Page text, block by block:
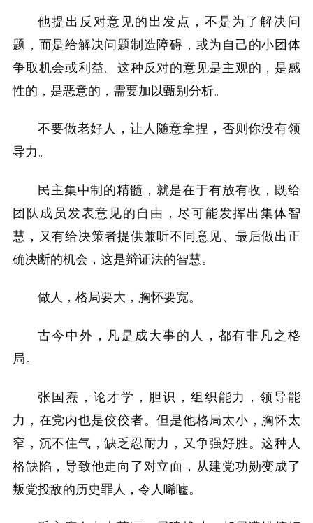
他提出反对意见的出发点，不是为了解决问
题，而是给解决问题制造障碍，或为自己的小团体
争取机会或利益。这种反对的意见是主观的，是感
性的，是恶意的，需要加以甄别分析。
不要做老好人，让人随意拿捏，否则你没有领
导力。
民主集中制的精髓，就是在于有放有收，既给
团队成员发表意见的自由，尽可能发挥出集体智
慧，又有给决策者提供兼听不同意见、最后做出正
确决断的机会，这是辩证法的智慧。
做人，格局要大，胸怀要宽。
古今中外，凡是成大事的人，都有非凡之格
局。
张国焘，论才学，胆识，组织能力，领导能
力，在党内也是佼佼者。但是他格局太小，胸怀太
窄，沉不住气，缺乏忍耐力，又争强好胜。这种人
格缺陷，导致他走向了对立面，从建党功勋变成了
叛党投敌的历史罪人，令人唏嘘。